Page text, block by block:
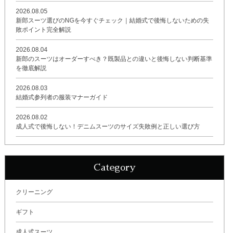
2026.08.05
新郎スーツ選びのNGを今すぐチェック｜結婚式で後悔しないための失
敗ポイント完全解説
2026.08.04
新郎のスーツはオーダーすべき？既製品との違いと後悔しない判断基準
を徹底解説
2026.08.03
結婚式参列者の服装マナーガイド
2026.08.02
成人式で後悔しない！デニムスーツのサイズ失敗例と正しい選び方
Category
クリーニング
ギフト